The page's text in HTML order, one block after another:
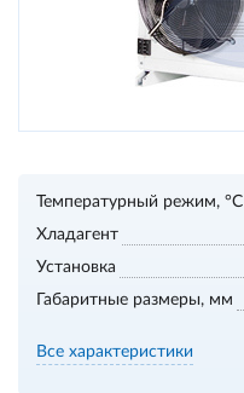
Температурный режим, °С
Хладагент
Установка
Габаритные размеры, мм
Все характеристики